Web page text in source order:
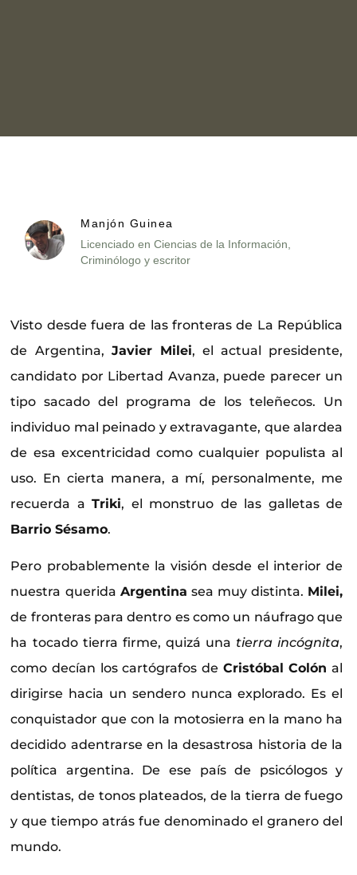
Manjón Guinea
Licenciado en Ciencias de la Información,
Criminólogo y escritor
Visto desde fuera de las fronteras de La República
de Argentina, Javier Milei, el actual presidente,
candidato por Libertad Avanza, puede parecer un
tipo sacado del programa de los teleñecos. Un
individuo mal peinado y extravagante, que alardea
de esa excentricidad como cualquier populista al
uso. En cierta manera, a mí, personalmente, me
recuerda aTriki, el monstruo de las galletas de
Barrio Sésamo.
Pero probablemente la visión desde el interior de
nuestra querida Argentina sea muy distinta. Milei,
de fronteras para dentro es como un náufrago que
ha tocado tierra firme, quizá una tierra incógnita,
como decían los cartógrafos de Cristóbal Colón al
dirigirse hacia un sendero nunca explorado. Es el
conquistador que con la motosierra en la mano ha
decidido adentrarse en la desastrosa historia de la
política argentina. De ese país de psicólogos y
dentistas, de tonos plateados, de la tierra de fuego
y que tiempo atrás fue denominado el granero del
mundo.